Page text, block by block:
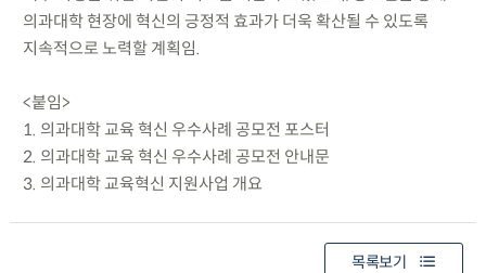
의과대학 현장에 혁신의 긍정적 효과가 더욱 확산될 수 있도록
지속적으로 노력할 계획임.
<붙임>
1. 의과대학 교육 혁신 우수사례 공모전 포스터
2. 의과대학 교육 혁신 우수사례 공모전 안내문
3. 의과대학 교육혁신 지원사업 개요
목록보기